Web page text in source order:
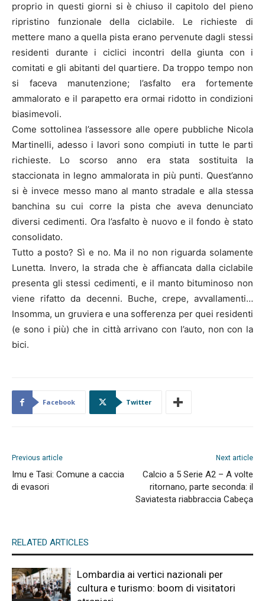
proprio in questi giorni si è chiuso il capitolo del pieno
ripristino funzionale della ciclabile. Le richieste di
mettere mano a quella pista erano pervenute dagli stessi
residenti durante i ciclici incontri della giunta con i
comitati e gli abitanti del quartiere. Da troppo tempo non
si faceva manutenzione; l’asfalto era fortemente
ammalorato e il parapetto era ormai ridotto in condizioni
biasimevoli.
Come sottolinea l’assessore alle opere pubbliche Nicola
Martinelli, adesso i lavori sono compiuti in tutte le parti
richieste. Lo scorso anno era stata sostituita la
staccionata in legno ammalorata in più punti. Quest’anno
si è invece messo mano al manto stradale e alla stessa
banchina su cui corre la pista che aveva denunciato
diversi cedimenti. Ora l’asfalto è nuovo e il fondo è stato
consolidato.
Tutto a posto? Sì e no. Ma il no non riguarda solamente
Lunetta. Invero, la strada che è affiancata dalla ciclabile
presenta gli stessi cedimenti, e il manto bituminoso non
viene rifatto da decenni. Buche, crepe, avvallamenti…
Insomma, un gruviera e una sofferenza per quei residenti
(e sono i più) che in città arrivano con l’auto, non con la
bici.
Facebook Twitter
Previous article
Imu e Tasi: Comune a caccia
di evasori
Next article
Calcio a 5 Serie A2 – A volte
ritornano, parte seconda: il
Saviatesta riabbraccia Cabeça
RELATED ARTICLES
Lombardia ai vertici nazionali per
cultura e turismo: boom di visitatori